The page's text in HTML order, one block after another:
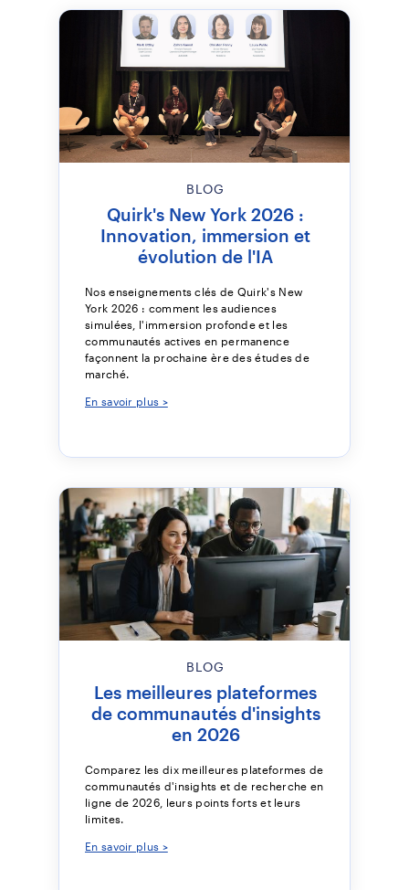
BLOG
Quirk's New York 2026 :
Innovation, immersion et
évolution de l'IA
Nos enseignements clés de Quirk's New
York 2026 : comment les audiences
simulées, l'immersion profonde et les
communautés actives en permanence
façonnent la prochaine ère des études de
marché.
En savoir plus >
BLOG
Les meilleures plateformes
de communautés d'insights
en 2026
Comparez les dix meilleures plateformes de
communautés d'insights et de recherche en
ligne de 2026, leurs points forts et leurs
limites.
En savoir plus >